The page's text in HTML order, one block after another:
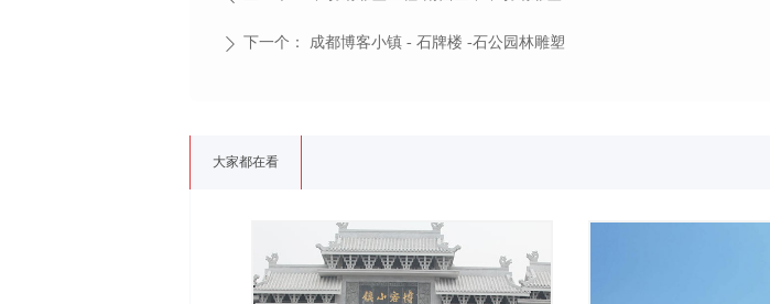
大家都在看
ꄲ 下一个： 成都博客小镇 - 石牌楼 -石公园林雕塑